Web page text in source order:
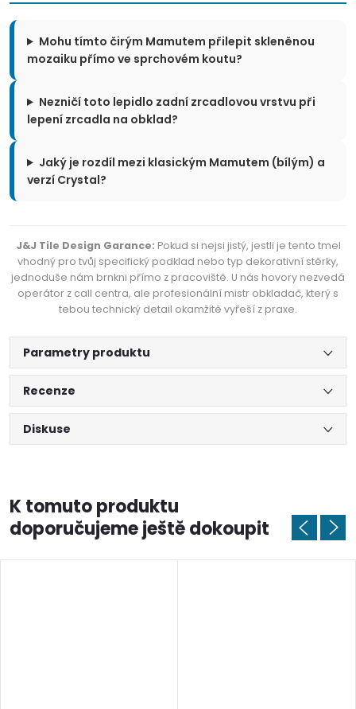
Mohu tímto čirým Mamutem přilepit skleněnou
mozaiku přímo ve sprchovém koutu?
Nezničí toto lepidlo zadní zrcadlovou vrstvu při
lepení zrcadla na obklad?
Jaký je rozdíl mezi klasickým Mamutem (bílým) a
verzí Crystal?
J&J Tile Design Garance: Pokud si nejsi jistý, jestli je tento tmel
vhodný pro tvůj specifický podklad nebo typ dekorativní stěrky,
jednoduše nám brnkni přímo z pracoviště. U nás hovory nezvedá
operátor z call centra, ale profesionální mistr obkladač, který s
tebou technický detail okamžitě vyřeší z praxe.
Parametry produktu
Recenze
Diskuse
K tomuto produktu
doporučujeme ještě dokoupit